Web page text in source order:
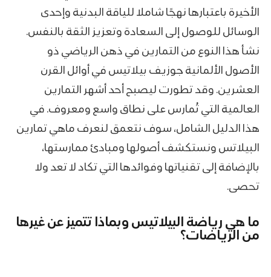
الأخيرة باعتبارها نهجًا شاملا للياقة البدنية وإحدى
الوسائل للوصول إلى السعادة وتعزيز الثقة بالنفس.
نشأ هذا النوع من التمارين في ذهن الرياضي ذو
الأصول الألمانية جوزيف بيلاتيس في أوائل القرن
العشرين. وقد تطورت ليصبح أحد أشهر التمارين
العالمية التي تُمارس على نطاق واسع ومعروف. في
هذا الدليل الشامل، سوف نتعمق لنعرف ماهي تمارين
البيلاتس ونستكشف أصولها ومبادئ ممارستها،
بالإضافة إلى تقنياتها وفوائدها التي تكاد لا تعد ولا
تحصى.
ما هي رياضة البيلاتيس وبماذا تتميز عن غيرها
من الرياضات؟